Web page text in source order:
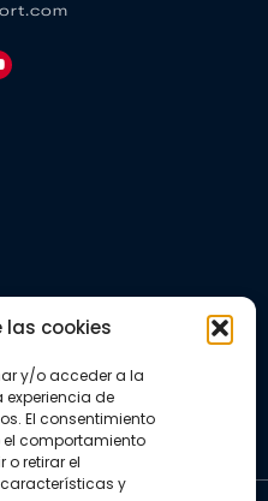
cookies
y/o acceder a la
de
El consentimiento
comportamiento
o retirar el
y